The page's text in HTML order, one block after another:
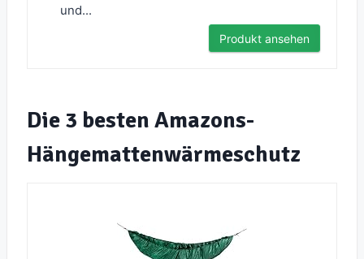
und...
Produkt ansehen
Die 3 besten Amazons-
Hängemattenwärmeschutz